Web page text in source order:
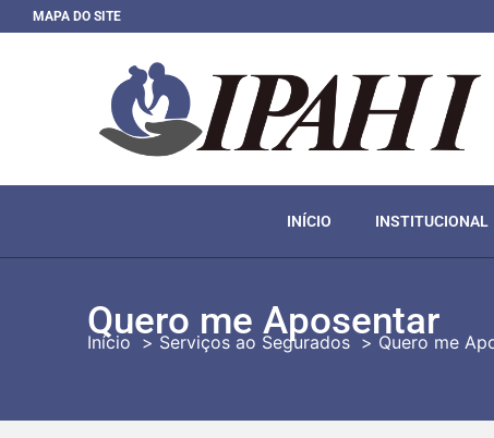
MAPA DO SITE
INÍCIO INSTITUCIONAL
Quero me Aposentar
Início Serviços ao Segurados Quero me